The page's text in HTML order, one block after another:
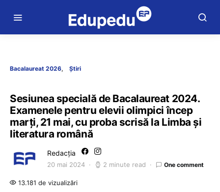
Bacalaureat 2026 Știri
Sesiunea specială de Bacalaureat 2024.
Examenele pentru elevii olimpici încep
marți, 21 mai, cu proba scrisă la Limba și
literatura română
Redacția
20 mai 2024 2 minute read One comment
13.181 de vizualizări